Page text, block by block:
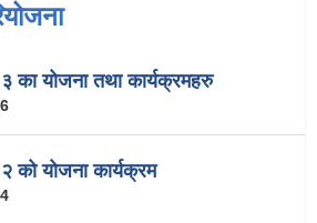
का योजना तथा कार्यक्रमहरु
को योजना कार्यक्रम